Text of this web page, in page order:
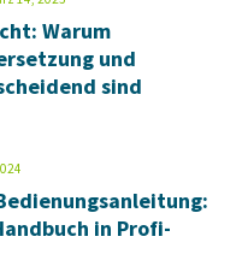
Warum
und
sind
in Profi-